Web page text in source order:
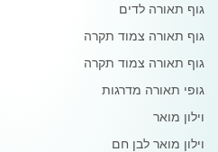
גוף תאורה לדים
גוף תאורה צמוד תקרה
גוף תאורה צמוד תקרה
גופי תאורה מדרגות
וילון מואר
וילון מואר לבן חם